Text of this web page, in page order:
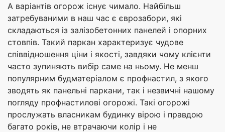
А варіантів огорож існує чимало. Найбільш
затребуваними в наш час є єврозабори, які
складаються із залізобетонних панелей і опорних
стовпів. Такий паркан характеризує чудове
співвідношення ціни і якості, завдяки чому клієнти
часто зупиняють вибір саме на ньому. Не менш
популярним будматеріалом є профнастил, з якого
зводять як панельні паркани, так і незвичні нашому
погляду профнастилові огорожі. Такі огорожі
прослужать власникам будинку вірою і правдою
багато років, не втрачаючи колір і не